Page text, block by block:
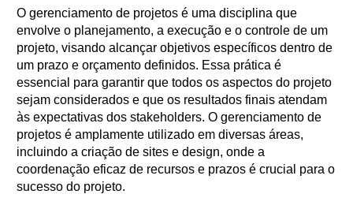
O gerenciamento de projetos é uma disciplina que
envolve o planejamento, a execução e o controle de um
projeto, visando alcançar objetivos específicos dentro de
um prazo e orçamento definidos. Essa prática é
essencial para garantir que todos os aspectos do projeto
sejam considerados e que os resultados finais atendam
às expectativas dos stakeholders. O gerenciamento de
projetos é amplamente utilizado em diversas áreas,
incluindo a criação de sites e design, onde a
coordenação eficaz de recursos e prazos é crucial para o
sucesso do projeto.